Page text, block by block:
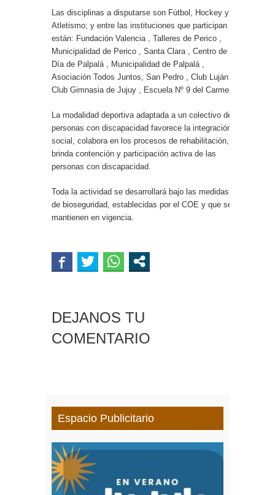
Las disciplinas a disputarse son Fútbol, Hockey y
Atletismo; y entre las instituciones que participan
están: Fundación Valencia , Talleres de Perico ,
Municipalidad de Perico , Santa Clara , Centro de
Día de Palpalá , Municipalidad de Palpalá ,
Asociación Todos Juntos, San Pedro , Club Luján ,
Club Gimnasia de Jujuy , Escuela Nº 9 del Carmen.
La modalidad deportiva adaptada a un colectivo de
personas con discapacidad favorece la integración
social, colabora en los procesos de rehabilitación,
brinda contención y participación activa de las
personas con discapacidad.
Toda la actividad se desarrollará bajo las medidas
de bioseguridad, establecidas por el COE y que se
mantienen en vigencia.
DEJANOS TU
COMENTARIO
Espacio Publicitario